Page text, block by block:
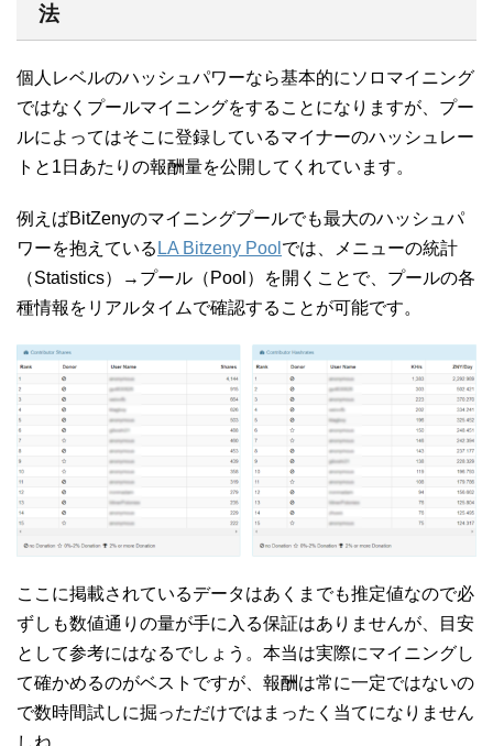
法
個人レベルのハッシュパワーなら基本的にソロマイニング
ではなくプールマイニングをすることになりますが、プー
ルによってはそこに登録しているマイナーのハッシュレー
トと1日あたりの報酬量を公開してくれています。
例えばBitZenyのマイニングプールでも最大のハッシュパ
ワーを抱えている LA Bitzeny Pool では、メニューの統計
（Statistics）→プール（Pool）を開くことで、プールの各
種情報をリアルタイムで確認することが可能です。
ここに掲載されているデータはあくまでも推定値なので必
ずしも数値通りの量が手に入る保証はありませんが、目安
として参考にはなるでしょう。本当は実際にマイニングし
て確かめるのがベストですが、報酬は常に一定ではないの
で数時間試しに掘っただけではまったく当てになりません
しね。。